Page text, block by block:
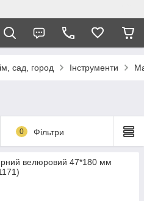
сад, город Інструменти
0 Фільтри
велюровий 47*180 мм